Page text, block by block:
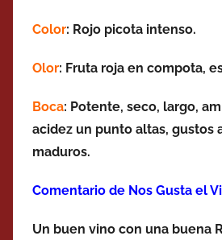
Color: Rojo picota intenso.
Olor: Fruta roja en compota,
Boca: Potente, seco, largo,
acidez un punto altas, gustos
maduros.
Comentario de Nos Gusta el
Un buen vino con una buena